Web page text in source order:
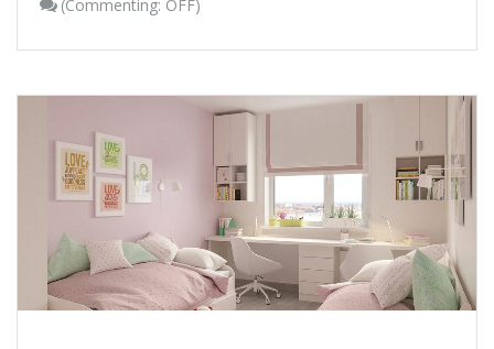
(Commenting: OFF)